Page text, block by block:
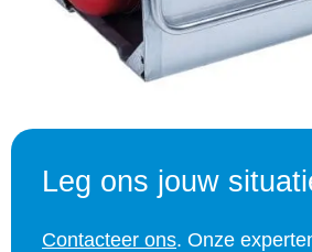
Leg ons jouw
Contacteer ons. Onze